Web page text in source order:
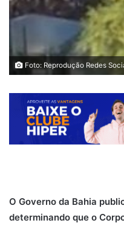
Foto: Reprodução Redes
O Governo da Bahia
determinando que o